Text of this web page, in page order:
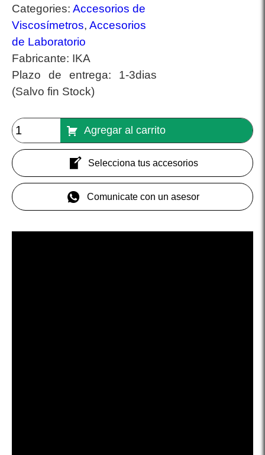
Categories: Accesorios de
Viscosímetros, Accesorios
de Laboratorio
Fabricante: IKA
Plazo de entrega: 1-3dias
(Salvo fin Stock)
Agregar al carrito
Selecciona tus accesorios
Comunicate con un asesor